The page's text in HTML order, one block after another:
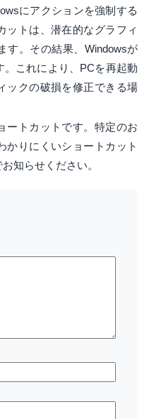
にアクションを強制する
ットは、潜在的なグラフィ
す。その結果、Windowsが
。これにより、PCを再起動
ックの破損を修正できる場
ートカットです。特定のお
かりにくいショートカット
知らせください。